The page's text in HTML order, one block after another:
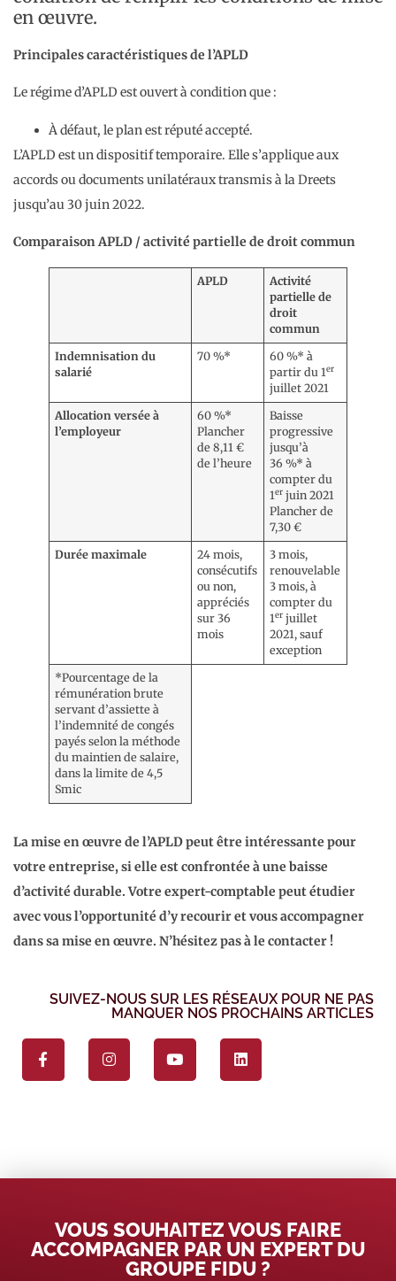
en œuvre.
Principales caractéristiques de l’APLD
Le régime d’APLD est ouvert à condition que :
À défaut, le plan est réputé accepté.
L’APLD est un dispositif temporaire. Elle s’applique aux
accords ou documents unilatéraux transmis à la Dreets
jusqu’au 30 juin 2022.
Comparaison APLD / activité partielle de droit commun
APLD
Activité
partielle de
droit
commun
Indemnisation du
salarié
70 %*
60 %* à
partir du 1er
juillet 2021
Allocation versée à
l’employeur
60 %*
Plancher
de 8,11 €
de l’heure
Baisse
progressive
jusqu’à
36 %* à
compter du
1er juin 2021
Plancher de
7,30 €
Durée maximale
24 mois,
consécutifs
ou non,
appréciés
sur 36
mois
3 mois,
renouvelable
3 mois, à
compter du
1er juillet
2021, sauf
exception
*Pourcentage de la
rémunération brute
servant d’assiette à
l’indemnité de congés
payés selon la méthode
du maintien de salaire,
dans la limite de 4,5
Smic
La mise en œuvre de l’APLD peut être intéressante pour
votre entreprise, si elle est confrontée à une baisse
d’activité durable. Votre expert-comptable peut étudier
avec vous l’opportunité d’y recourir et vous accompagner
dans sa mise en œuvre. N’hésitez pas à le contacter !
SUIVEZ-NOUS SUR LES RÉSEAUX POUR NE PAS
MANQUER NOS PROCHAINS ARTICLES
VOUS SOUHAITEZ VOUS FAIRE
ACCOMPAGNER PAR UN EXPERT DU
GROUPE FIDU ?